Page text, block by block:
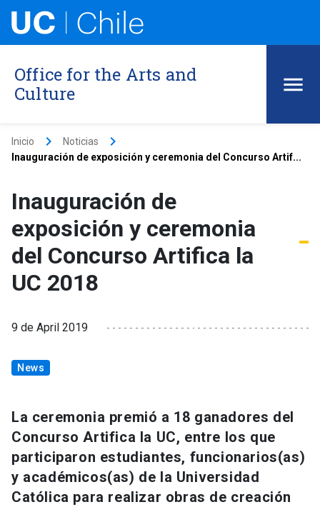
Office for the Arts and
Culture
Inicio keyboard_arrow_right Noticias keyboard_arrow_right
Inauguración de exposición y ceremonia del Concurso Artif...
Inauguración de
exposición y ceremonia
del Concurso Artifica la
UC 2018
9 de April 2019
News
La ceremonia premió a 18 ganadores del
Concurso Artifica la UC, entre los que
participaron estudiantes, funcionarios(as)
y académicos(as) de la Universidad
Católica para realizar obras de creación